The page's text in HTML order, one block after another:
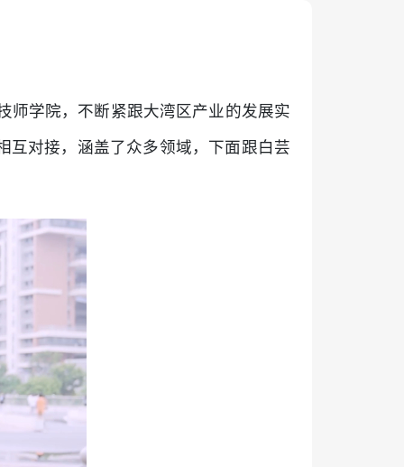
师学院，不断紧跟大湾区产业的发展实
互对接，涵盖了众多领域，下面跟白芸